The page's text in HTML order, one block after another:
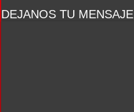
DEJANOS TU MENSAJE